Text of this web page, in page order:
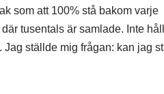
som att 100% stå bakom varje
tusentals är samlade. Inte
ställde mig frågan: kan jag